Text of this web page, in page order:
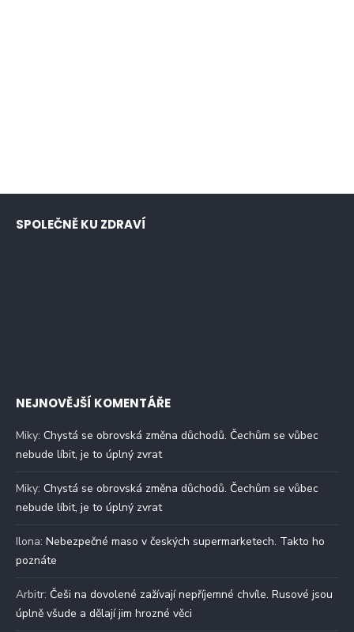
SPOLEČNĚ KU ZDRAVÍ
NEJNOVĚJŠÍ KOMENTÁŘE
Miky: Chystá se obrovská změna důchodů. Čechům se vůbec
nebude líbit, je to úplný zvrat
Miky: Chystá se obrovská změna důchodů. Čechům se vůbec
nebude líbit, je to úplný zvrat
Ilona: Nebezpečné maso v českých supermarketech. Takto ho
poznáte
Arbitr: Češi na dovolené zažívají nepříjemné chvíle. Rusové jsou
úplně všude a dělají jim hrozné věci